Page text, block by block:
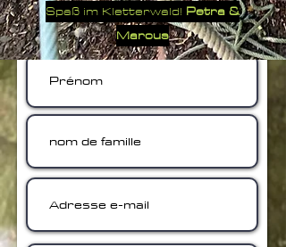
Contact
Spaß im Kletterwald! Petra &
Marcus